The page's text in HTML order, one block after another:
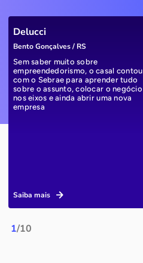
1/10
Delucci
Bento Gonçalves / RS
Sem saber muito sobre
empreendedorismo, o casal contou
com o Sebrae para aprender tudo
sobre o assunto, colocar o negócio
nos eixos e ainda abrir uma nova
empresa
Saiba mais